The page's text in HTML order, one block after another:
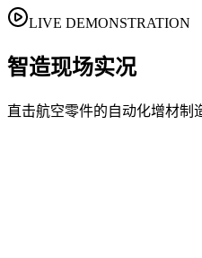
LIVE DEMONSTRATION
智造现场实况
直击航空零件的自动化增材制